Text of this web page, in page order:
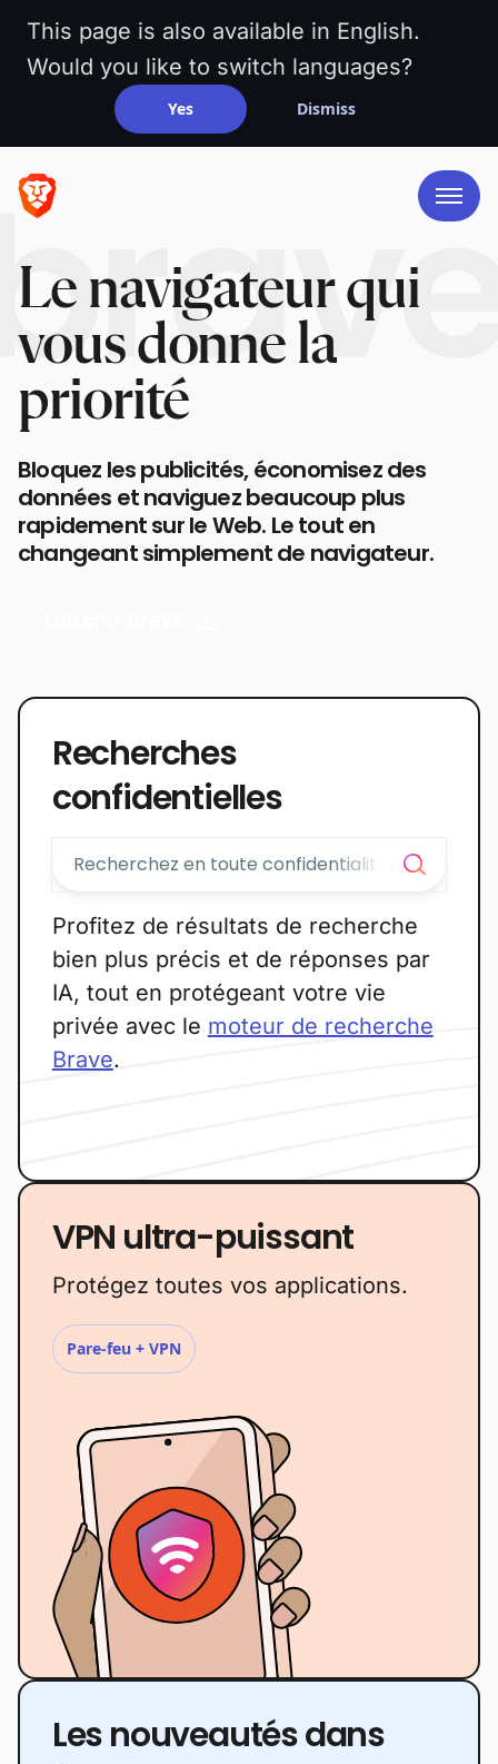
This page is also available in English.
Would you like to switch languages?
Yes Dismiss
Le navigateur qui
vous donne la
priorité
Bloquez les publicités, économisez des
données et naviguez beaucoup plus
rapidement sur le Web. Le tout en
changeant simplement de navigateur.
Recherches
confidentielles
Profitez de résultats de recherche
bien plus précis et de réponses par
IA, tout en protégeant votre vie
privée avec le moteur de recherche
Brave.
VPN ultra-puissant
Protégez toutes vos applications.
Pare-feu + VPN
Les nouveautés dans